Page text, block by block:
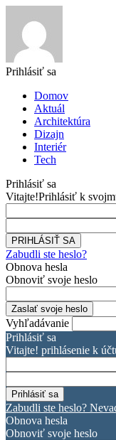
Prihlásiť sa
Domov
Aktuál
Architektúra
Dizajn
Interiér
Tech
Prihlásiť sa
Vitajte!Prihlásiť k
Zabudli ste heslo?
Obnova hesla
Obnoviť svoje heslo
Vyhľadávanie
Prihlásiť sa
Vitajte! prihlásenie k
Zabudli ste heslo?
Obnova hesla
Obnoviť svoje heslo